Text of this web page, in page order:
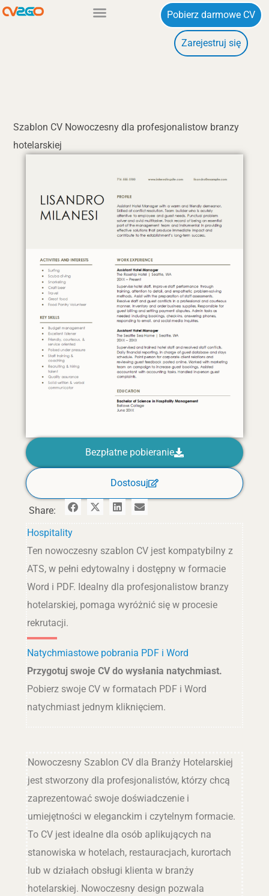
Przejdź
Pobierz darmowe CV
Zarejestruj się
Szablon CV Nowoczesny dla profesjonalistow branzy
hotelarskiej
Bezpłatne pobieranie
Dostosuj
Share:
Hospitality
Ten nowoczesny szablon CV jest kompatybilny z
ATS, w pełni edytowalny i dostępny w formacie
Word i PDF. Idealny dla profesjonalistow branzy
hotelarskiej, pomaga wyróżnić się w procesie
rekrutacji.
Natychmiastowe pobrania PDF i Word
Przygotuj swoje CV do wysłania natychmiast.
Pobierz swoje CV w formatach PDF i Word
natychmiast jednym kliknięciem.
Nowoczesny Szablon CV dla Branży Hotelarskiej
jest stworzony dla profesjonalistów, którzy chcą
zaprezentować swoje doświadczenie i
umiejętności w eleganckim i czytelnym formacie.
To CV jest idealne dla osób aplikujących na
stanowiska w hotelach, restauracjach, kurortach
lub w działach obsługi klienta w branży
hotelarskiej. Nowoczesny design pozwala